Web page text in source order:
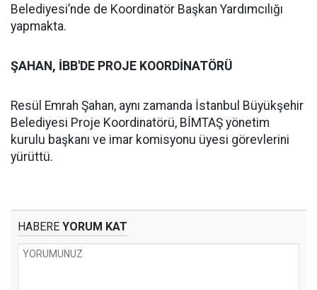
Belediyesi’nde de Koordinatör Başkan Yardımcılığı
yapmakta.
ŞAHAN, İBB'DE PROJE KOORDİNATÖRÜ
Resül Emrah Şahan, aynı zamanda İstanbul Büyükşehir
Belediyesi Proje Koordinatörü, BİMTAŞ yönetim
kurulu başkanı ve imar komisyonu üyesi görevlerini
yürüttü.
HABERE YORUM KAT